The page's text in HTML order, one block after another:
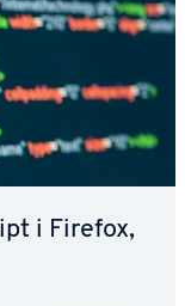
i Firefox,